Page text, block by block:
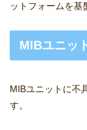
ットフォームを基
MIBユニッ
MIBユニットに不
す。